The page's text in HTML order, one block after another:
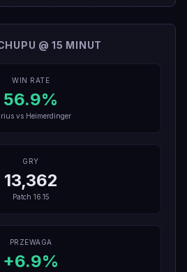
@ 15 MINUT
WIN RATE
56.9%
vs Heimerdinger
GRY
13,362
Patch 16.15
PRZEWAGA
+6.9%